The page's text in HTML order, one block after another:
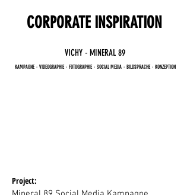
CORPORATE INSPIRATION
VICHY - MINERAL 89
KAMPAGNE・VIDEOGRAPHIE・FOTOGRAPHIE・SOCIAL MEDIA・BILDSPRACHE・KONZEPTION
Project: